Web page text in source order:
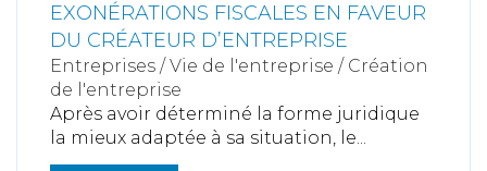
EXONÉRATIONS FISCALES EN FAVEUR
DU CRÉATEUR D’ENTREPRISE
Entreprises /Vie de l'entreprise / Création
de l'entreprise
Après avoir déterminé la forme juridique
la mieux adaptée à sa situation, le...